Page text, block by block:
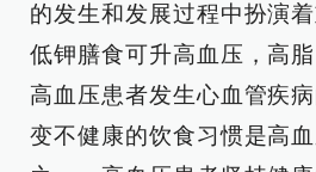
的发生和发展过程中扮演着
低钾膳食可升高血压，高
高血压患者发生心血管疾
变不健康的饮食习惯是高